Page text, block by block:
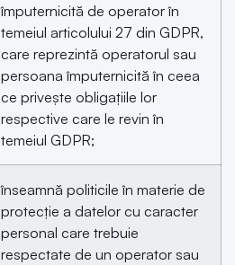
împuternicită de operator în
temeiul articolului 27 din GDPR,
care reprezintă operatorul sau
persoana împuternicită în ceea
ce privește obligațiile lor
respective care le revin în
temeiul GDPR;
înseamnă politicile în materie de
protecție a datelor cu caracter
personal care trebuie
respectate de un operator sau